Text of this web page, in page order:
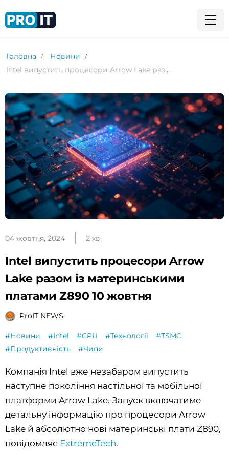
Головна
Новини
Intel випустить процесори Arrow Lake разом із материнськими платами Z890 10 жовтня
04 жовтня, 2024 2 хв
Intel випустить процесори Arrow
Lake разом із материнськими
платами Z890 10 жовтня
ProIT NEWS
#Новини #Intel #CPU #Технології
#TSMC
#Продуктивність
#Чипи
Компанія Intel вже незабаром випустить
наступне покоління настільної та мобільної
платформи Arrow Lake. Запуск включатиме
детальну інформацію про процесори Arrow
Lake й абсолютно нові материнські плати Z890,
повідомляє ExtremeTech.